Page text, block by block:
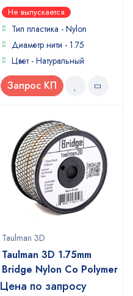
0
out
of
Не выпускается
Тип пластика - Nylon
Диаметр нити - 1.75
Цвет - Натуральный
Запрос КП
Taulman 3D
Taulman 3D 1.75mm
Bridge Nylon Co Polymer
Цена по запросу